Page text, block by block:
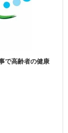
で高齢者の健康